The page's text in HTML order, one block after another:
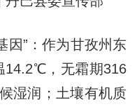
”：作为甘孜州东
14.2℃，无霜期316
湿润；土壤有机质